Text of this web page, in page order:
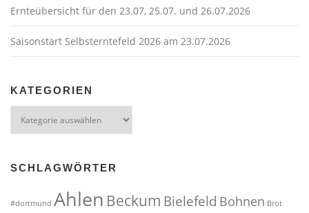
Ernteübersicht für den 23.07, 25.07. und 26.07.2026
Saisonstart Selbsterntefeld 2026 am 23.07.2026
KATEGORIEN
SCHLAGWÖRTER
#dortmund Ahlen Beckum Bielefeld Bohnen Brot